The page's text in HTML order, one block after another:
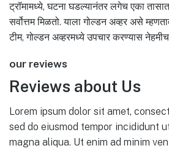
ट्रॉमामध्ये, घटना घडल्यानंतर लगेच एका
सर्वोत्तम मिळतो. याला गोल्डन अव्हर असे
टीम, गोल्डन अव्हरमध्ये उपचार करण्यास
our reviews
Reviews about Us
Lorem ipsum dolor sit amet,
sed do eiusmod tempor incididunt
magna aliqua. Ut enim ad minim